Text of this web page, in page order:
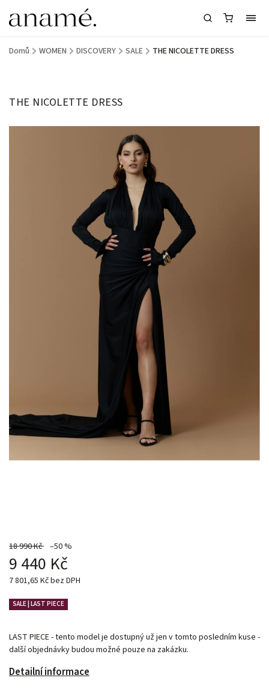
Domů / WOMEN / DISCOVERY / SALE / THE NICOLETTE DRESS
THE NICOLETTE DRESS
18 990 Kč –50 %
9 440 Kč
7 801,65 Kč bez DPH
LAST PIECE - tento model je dostupný už jen v tomto posledním kuse -
další objednávky budou možné pouze na zakázku.
Detailní informace
SALE | LAST PIECE